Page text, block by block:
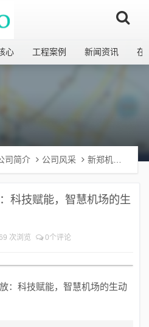
心 工程案例 新闻资讯 在
司简介 公司风采 新郑机场视频实时播放：科技赋能，智慧机场的生动展示
科技赋能，智慧机场的生
次浏览 0个评论
：科技赋能，智慧机场的生动